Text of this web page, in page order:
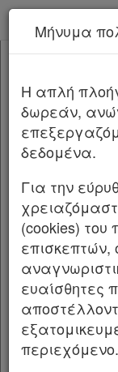
Κεφαλίδα
Σώμα [-]
ΑΡΘΡΟ
Παρ.1
ΑΡΘΡΟ
Υπογραφές
Νέα
Π.Δ. 26/
ΠΡΟΕΔΡΙΚΟ
72/15.05.2026
Ίδρυση
Διαχείρισης
Επιστημών.
Ο ΠΡΟΕΔΡΟΣ
Έχοντας
α) του ν.
Μήνυμα
H απλή
δωρεάν,
δεδομένα.
Για την
(cookies)
επισκεπτών,
ευαίσθητες
περιεχόμενο.